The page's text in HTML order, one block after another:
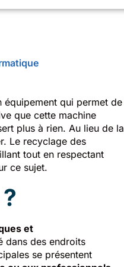
équipement qui permet de
que cette machine
plus à rien. Au lieu de la
Le recyclage des
tout en respectant
ce sujet.
et
dans des endroits
se présentent